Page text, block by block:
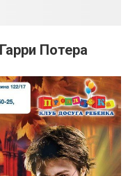
Потера